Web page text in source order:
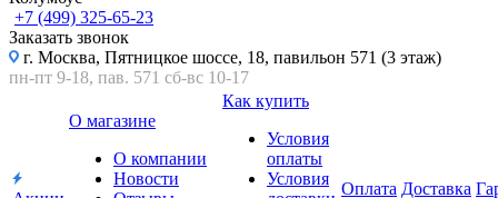
+7 (499) 325-65-23
Заказать звонок
г. Москва, Пятницкое шоссе, 18, павильон 571 (3 этаж)
пн-пт 9-18, пав. 571 сб-вс 10-17
О магазине
О компании
Новости
Как купить
Условия
оплаты
Условия
Оплата Доставка